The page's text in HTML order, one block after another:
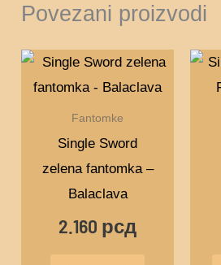
Povezani proizvodi
Fantomke
Single Sword
zelena fantomka –
Balaclava
2.160 рсд